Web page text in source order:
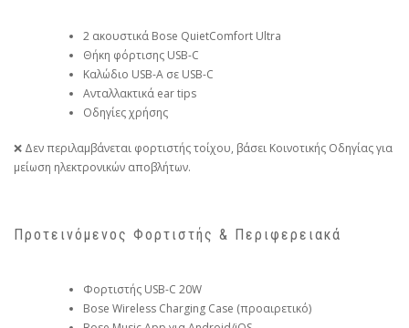
2 ακουστικά Bose QuietComfort Ultra
Θήκη φόρτισης USB-C
Καλώδιο USB-A σε USB-C
Ανταλλακτικά ear tips
Οδηγίες χρήσης
❌ Δεν περιλαμβάνεται φορτιστής τοίχου, βάσει Κοινοτικής Οδηγίας για
μείωση ηλεκτρονικών αποβλήτων.
Προτεινόμενος Φορτιστής & Περιφερειακά
Φορτιστής USB-C 20W
Bose Wireless Charging Case (προαιρετικό)